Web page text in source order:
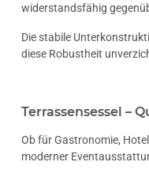
widerstandsfähig
Die stabile
diese Robustheit
Terrassensessel –
Ob für Gastronomie,
moderner